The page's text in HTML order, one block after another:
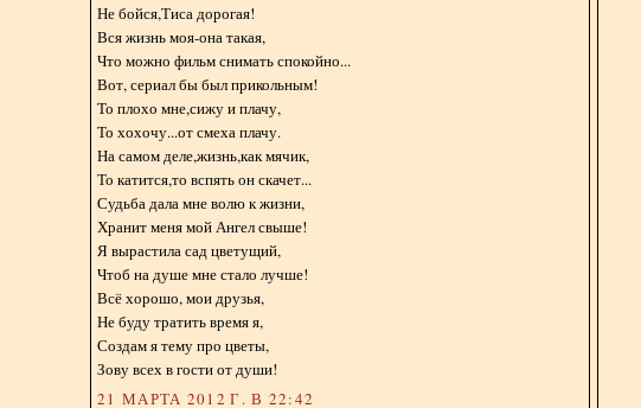
Не бойся,Тиса дорогая!
Вся жизнь моя-она такая,
Что можно фильм снимать спокойно...
Вот, сериал бы был прикольным!
То плохо мне,сижу и плачу,
То хохочу...от смеха плачу.
На самом деле,жизнь,как мячик,
То катится,то вспять он скачет...
Судьба дала мне волю к жизни,
Хранит меня мой Ангел свыше!
Я вырастила сад цветущий,
Чтоб на душе мне стало лучше!
Всё хорошо, мои друзья,
Не буду тратить время я,
Создам я тему про цветы,
Зову всех в гости от души!
21 МАРТА 2012 Г. В 22:42